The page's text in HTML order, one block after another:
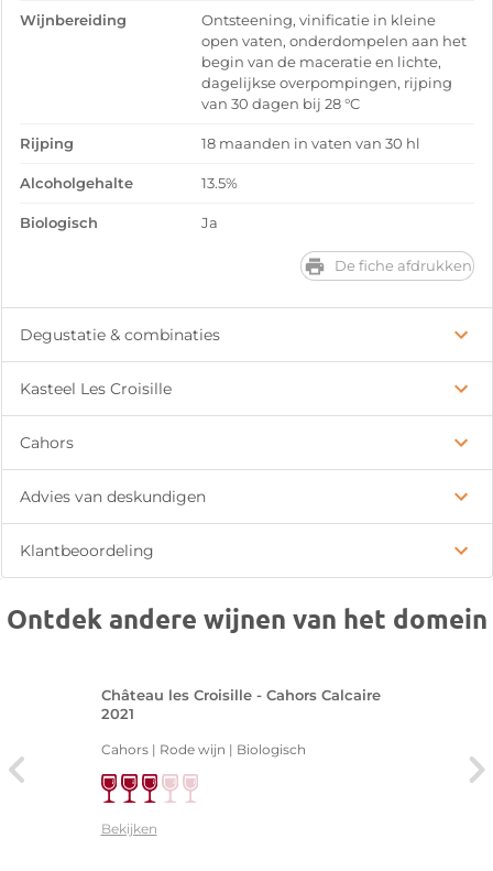
Wijnbereiding
Ontsteening, vinificatie in kleine
open vaten, onderdompelen aan het
begin van de maceratie en lichte,
dagelijkse overpompingen, rijping
van 30 dagen bij 28 °C
Rijping 18 maanden in vaten van 30 hl
Alcoholgehalte 13.5%
Biologisch Ja
De fiche afdrukken
Degustatie & combinaties
Kasteel Les Croisille
Cahors
Advies van deskundigen
Klantbeoordeling
Ontdek andere wijnen van het domein
Château les Croisille - Cahors Calcaire
2021
Cahors | Rode wijn | Biologisch
Bekijken